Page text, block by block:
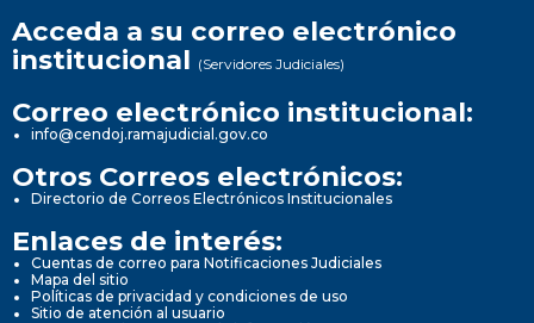
Acceda a su correo electrónico
institucional (Servidores Judiciales)
Correo electrónico institucional:
info@cendoj.ramajudicial.gov.co
Otros Correos electrónicos:
Directorio de Correos Electrónicos Institucionales
Enlaces de interés:
Cuentas de correo para Notificaciones Judiciales
Mapa del sitio
Políticas de privacidad y condiciones de uso
Sitio de atención al usuario